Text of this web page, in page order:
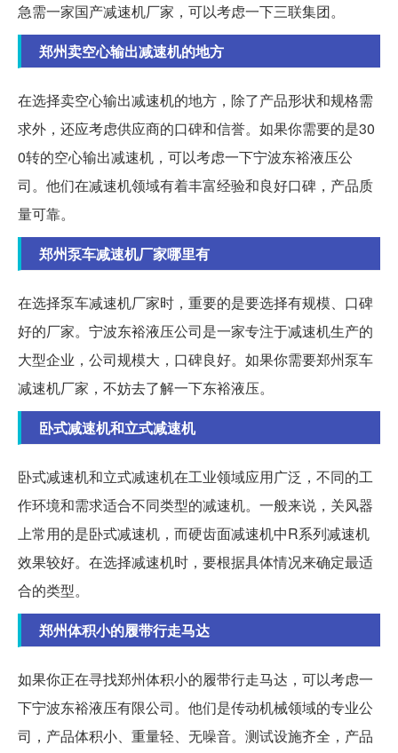
急需一家国产减速机厂家，可以考虑一下三联集团。
郑州卖空心输出减速机的地方
在选择卖空心输出减速机的地方，除了产品形状和规格需
求外，还应考虑供应商的口碑和信誉。如果你需要的是30
0转的空心输出减速机，可以考虑一下宁波东裕液压公
司。他们在减速机领域有着丰富经验和良好口碑，产品质
量可靠。
郑州泵车减速机厂家哪里有
在选择泵车减速机厂家时，重要的是要选择有规模、口碑
好的厂家。宁波东裕液压公司是一家专注于减速机生产的
大型企业，公司规模大，口碑良好。如果你需要郑州泵车
减速机厂家，不妨去了解一下东裕液压。
卧式减速机和立式减速机
卧式减速机和立式减速机在工业领域应用广泛，不同的工
作环境和需求适合不同类型的减速机。一般来说，关风器
上常用的是卧式减速机，而硬齿面减速机中R系列减速机
效果较好。在选择减速机时，要根据具体情况来确定最适
合的类型。
郑州体积小的履带行走马达
如果你正在寻找郑州体积小的履带行走马达，可以考虑一
下宁波东裕液压有限公司。他们是传动机械领域的专业公
司，产品体积小、重量轻、无噪音。测试设施齐全，产品